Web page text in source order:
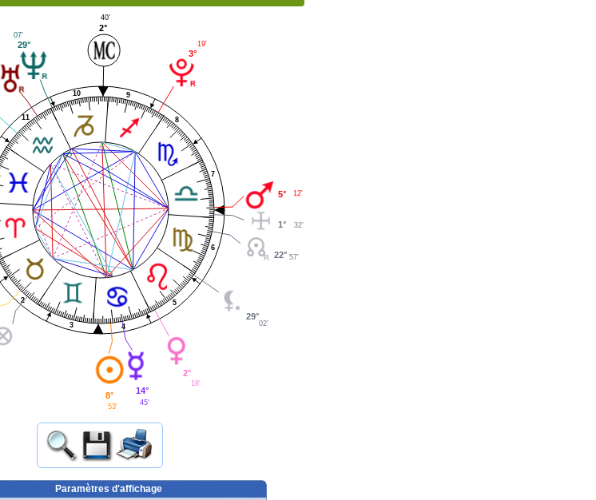
2
3 4
5
6
7
8
9
10
11
5° 12'
3°
19'
2°
40'
29°
07'
8°
53'
14°
45'
2°
18'
29°
02'
22° 57'
1° 32'
Paramètres d'affichage